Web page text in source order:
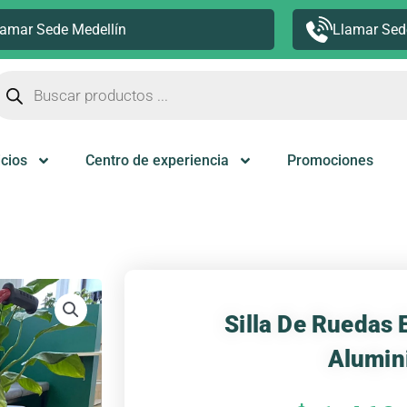
Sede Medellín Llamar
Centro de experiencia Promociones
Silla De Ruedas